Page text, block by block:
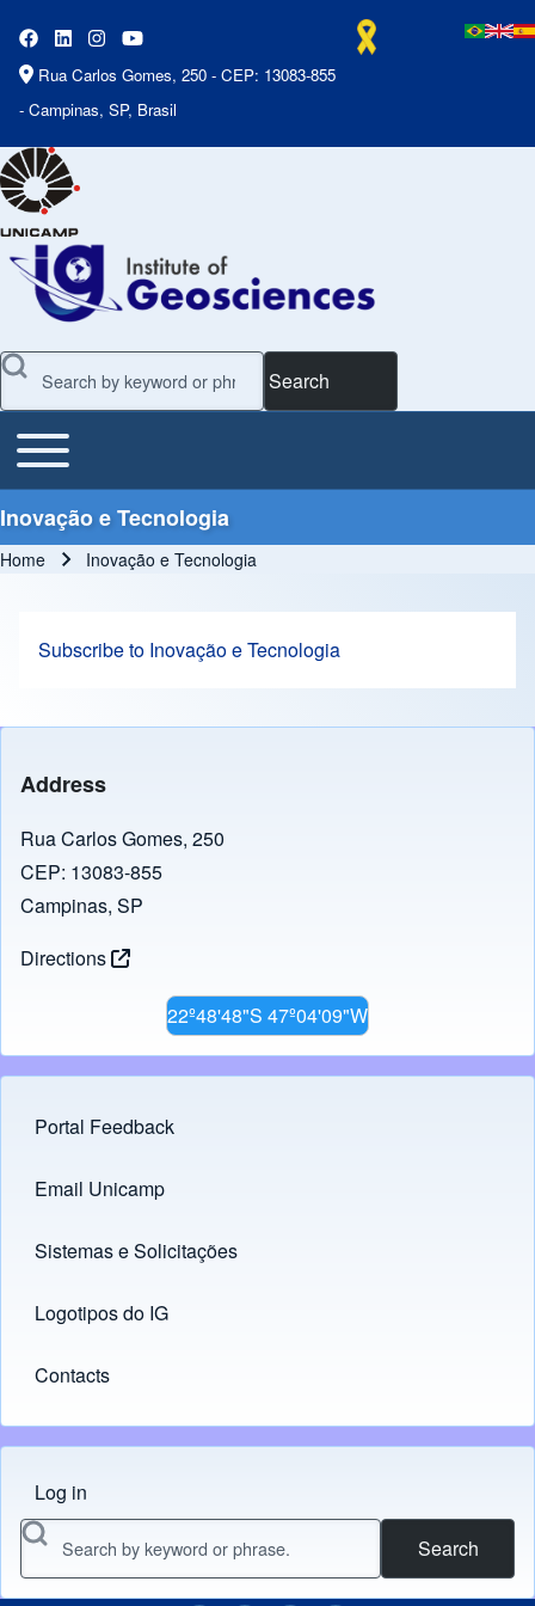
Rua Carlos Gomes, 250 - CEP: 13083-855
- Campinas, SP, Brasil
Search
Main Menu
Toggle main menu
Inovação e Tecnologia
Home Inovação e Tecnologia
Subscribe to Inovação e Tecnologia
Address
Rua Carlos Gomes, 250
CEP: 13083-855
Campinas, SP
Directions
22º48'48"S 47º04'09"W
Footer menu
Portal Feedback
Links
Email Unicamp
(opens in new tab)
Sistemas e Solicitações
(opens in new tab)
Logotipos do IG
(opens in new tab)
Contacts
Menu do usuário
Log in
Search